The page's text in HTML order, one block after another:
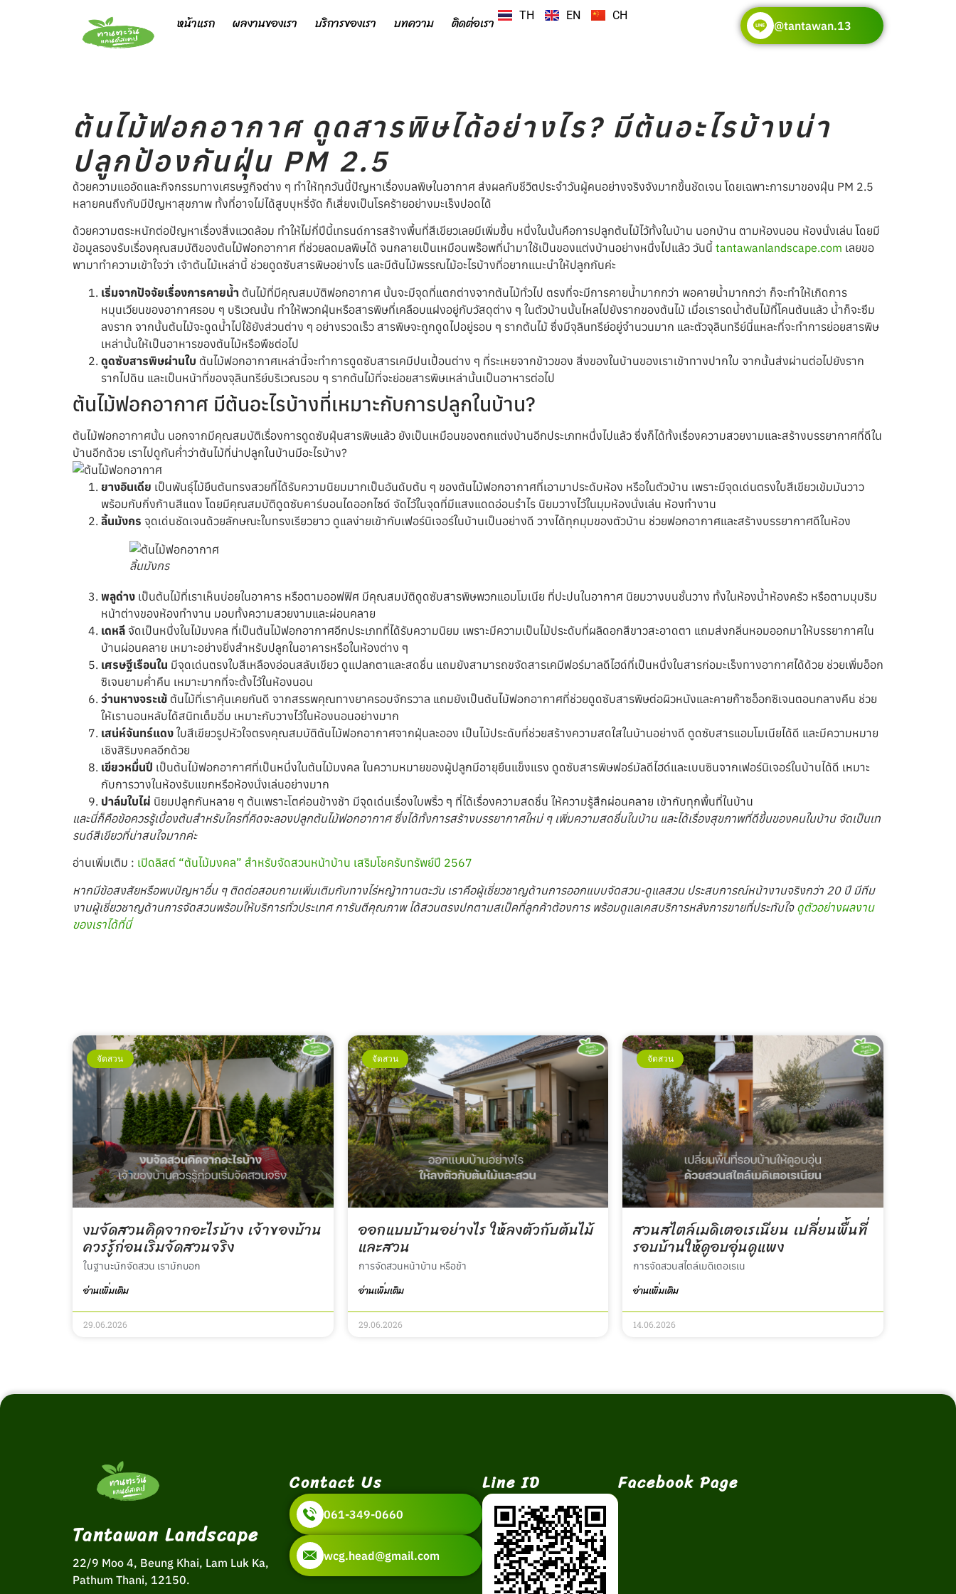
หน้าแรก ผลงานของเรา บริการของเรา บทความ ติดต่อเรา TH EN CH
@tantawan.13
ต้นไม้ฟอกอากาศ ดูดสารพิษได้อย่างไร? มีต้นอะไรบ้างน่า
ปลูกป้องกันฝุ่น PM 2.5
ด้วยความแออัดและกิจกรรมทางเศรษฐกิจต่าง ๆ ทำให้ทุกวันนี้ปัญหาเรื่องมลพิษในอากาศ ส่งผลกับชีวิตประจำวันผู้คนอย่างจริงจังมากขึ้นชัดเจน โดยเฉพาะการมาของฝุ่น PM 2.5
หลายคนถึงกับมีปัญหาสุขภาพ ทั้งที่อาจไม่ได้สูบบุหรี่จัด ก็เสี่ยงเป็นโรคร้ายอย่างมะเร็งปอดได้
ด้วยความตระหนักต่อปัญหาเรื่องสิ่งแวดล้อม ทำให้ไม่กี่ปีนี้เทรนด์การสร้างพื้นที่สีเขียวเลยมีเพิ่มขึ้น หนึ่งในนั้นคือการปลูกต้นไม้ไว้ทั้งในบ้าน นอกบ้าน ตามห้องนอน ห้องนั่งเล่น โดยมี
ข้อมูลรองรับเรื่องคุณสมบัติของต้นไม้ฟอกอากาศ ที่ช่วยลดมลพิษได้ จนกลายเป็นเหมือนพร๊อพที่นำมาใช้เป็นของแต่งบ้านอย่างหนึ่งไปแล้ว วันนี้ tantawanlandscape.com เลยขอ
พามาทำความเข้าใจว่า เจ้าต้นไม้เหล่านี้ ช่วยดูดซับสารพิษอย่างไร และมีต้นไม้พรรณไม้อะไรบ้างที่อยากแนะนำให้ปลูกกันค่ะ
เริ่มจากปัจจัยเรื่องการคายน้ำ ต้นไม้ที่มีคุณสมบัติฟอกอากาศ นั้นจะมีจุดที่แตกต่างจากต้นไม้ทั่วไป ตรงที่จะมีการคายน้ำมากกว่า พอคายน้ำมากกว่า ก็จะทำให้เกิดการ
หมุนเวียนของอากาศรอบ ๆ บริเวณนั้น ทำให้พวกฝุ่นหรือสารพิษที่เคลือบแฝงอยู่กับวัสดุต่าง ๆ ในตัวบ้านนั้นไหลไปยังรากของต้นไม้ เมื่อเรารดน้ำต้นไม้ที่โคนต้นแล้ว น้ำก็จะซึม
ลงราก จากนั้นต้นไม้จะดูดน้ำไปใช้ยังส่วนต่าง ๆ อย่างรวดเร็ว สารพิษจะถูกดูดไปอยู่รอบ ๆ รากต้นไม้ ซึ่งมีจุลินทรีย์อยู่จำนวนมาก และตัวจุลินทรีย์นี่แหละที่จะทำการย่อยสารพิษ
เหล่านั้นให้เป็นอาหารของต้นไม้หรือพืชต่อไป
ดูดซับสารพิษผ่านใบ ต้นไม้ฟอกอากาศเหล่านี้จะทำการดูดซับสารเคมีปนเปื้อนต่าง ๆ ที่ระเหยจากข้าวของ สิ่งของในบ้านของเราเข้าทางปากใบ จากนั้นส่งผ่านต่อไปยังราก
รากไปดิน และเป็นหน้าที่ของจุลินทรีย์บริเวณรอบ ๆ รากต้นไม้ที่จะย่อยสารพิษเหล่านั้นเป็นอาหารต่อไป
ต้นไม้ฟอกอากาศ มีต้นอะไรบ้างที่เหมาะกับการปลูกในบ้าน?
ต้นไม้ฟอกอากาศนั้น นอกจากมีคุณสมบัติเรื่องการดูดซับฝุ่นสารพิษแล้ว ยังเป็นเหมือนของตกแต่งบ้านอีกประเภทหนึ่งไปแล้ว ซึ่งก็ได้ทั้งเรื่องความสวยงามและสร้างบรรยากาศที่ดีใน
บ้านอีกด้วย เราไปดูกันค่ำว่าต้นไม้ที่น่าปลูกในบ้านมีอะไรบ้าง?
ยางอินเดีย เป็นพันธุ์ไม้ยืนต้นทรงสวยที่ได้รับความนิยมมากเป็นอันดับต้น ๆ ของต้นไม้ฟอกอากาศที่เอามาประดับห้อง หรือในตัวบ้าน เพราะมีจุดเด่นตรงใบสีเขียวเข้มมันวาว
พร้อมกับกิ่งก้านสีแดง โดยมีคุณสมบัติดูดซับคาร์บอนไดออกไซด์ จัดไว้ในจุดที่มีแสงแดดอ่อนรำไร นิยมวางไว้ในมุมห้องนั่งเล่น ห้องทำงาน
ลิ้นมังกร จุดเด่นชัดเจนด้วยลักษณะใบทรงเรียวยาว ดูแลง่ายเข้ากับเฟอร์นิเจอร์ในบ้านเป็นอย่างดี วางได้ทุกมุมของตัวบ้าน ช่วยฟอกอากาศและสร้างบรรยากาศดีในห้อง
ลิ้นมังกร
พลูด่าง เป็นต้นไม้ที่เราเห็นบ่อยในอาคาร หรือตามออฟฟิศ มีคุณสมบัติดูดซับสารพิษพวกแอมโมเนีย ที่ปะปนในอากาศ นิยมวางบนชั้นวาง ทั้งในห้องน้ำห้องครัว หรือตามมุมริม
หน้าต่างของห้องทำงาน มอบทั้งความสวยงามและผ่อนคลาย
เดหลี จัดเป็นหนึ่งในไม้มงคล ที่เป็นต้นไม้ฟอกอากาศอีกประเภทที่ได้รับความนิยม เพราะมีความเป็นไม้ประดับที่ผลิดอกสีขาวสะอาดตา แถมส่งกลิ่นหอมออกมาให้บรรยากาศใน
บ้านผ่อนคลาย เหมาะอย่างยิ่งสำหรับปลูกในอาคารหรือในห้องต่าง ๆ
เศรษฐีเรือนใน มีจุดเด่นตรงใบสีเหลืองอ่อนสลับเขียว ดูแปลกตาและสดชื่น แถมยังสามารถขจัดสารเคมีฟอร์มาลดีไฮด์ที่เป็นหนึ่งในสารก่อมะเร็งทางอากาศได้ด้วย ช่วยเพิ่มอ็อก
ซิเจนยามค่ำคืน เหมาะมากที่จะตั้งไว้ในห้องนอน
ว่านหางจระเข้ ต้นไม้ที่เราคุ้นเคยกันดี จากสรรพคุณทางยาครอบจักรวาล แถมยังเป็นต้นไม้ฟอกอากาศที่ช่วยดูดซับสารพิษต่อผิวหนังและคายก๊าซอ็อกซิเจนตอนกลางคืน ช่วย
ให้เรานอนหลับได้สนิทเต็มอิ่ม เหมาะกับวางไว้ในห้องนอนอย่างมาก
เสน่ห์จันทร์แดง ใบสีเขียวรูปหัวใจตรงคุณสมบัติต้นไม้ฟอกอากาศจากฝุ่นละออง เป็นไม้ประดับที่ช่วยสร้างความสดใสในบ้านอย่างดี ดูดซับสารแอมโมเนียได้ดี และมีความหมาย
เชิงสิริมงคลอีกด้วย
เขียวหมื่นปี เป็นต้นไม้ฟอกอากาศที่เป็นหนึ่งในต้นไม้มงคล ในความหมายของผู้ปลูกมีอายุยืนแข็งแรง ดูดซับสารพิษฟอร์มัลดีไฮด์และเบนซินจากเฟอร์นิเจอร์ในบ้านได้ดี เหมาะ
กับการวางในห้องรับแขกหรือห้องนั่งเล่นอย่างมาก
ปาล์มใบไผ่ นิยมปลูกกันหลาย ๆ ต้นเพราะโตค่อนข้างช้า มีจุดเด่นเรื่องใบพริ้ว ๆ ที่ได้เรื่องความสดชื่น ให้ความรู้สึกผ่อนคลาย เข้ากับทุกพื้นที่ในบ้าน
และนี่ก็คือข้อควรรู้เบื้องต้นสำหรับใครที่คิดจะลองปลูกต้นไม้ฟอกอากาศ ซึ่งได้ทั้งการสร้างบรรยากาศใหม่ ๆ เพิ่มความสดชื่นในบ้าน และได้เรื่องสุขภาพที่ดีขึ้นของคนในบ้าน จัดเป็นเท
รนด์สีเขียวที่น่าสนใจมากค่ะ
อ่านเพิ่มเติม : เปิดลิสต์ “ต้นไม้มงคล” สำหรับจัดสวนหน้าบ้าน เสริมโชครับทรัพย์ปี 2567
หากมีข้อสงสัยหรือพบปัญหาอื่น ๆ ติดต่อสอบถามเพิ่มเติมกับทางไร่หญ้าทานตะวัน เราคือผู้เชี่ยวชาญด้านการออกแบบจัดสวน-ดูแลสวน ประสบการณ์หน้างานจริงกว่า 20 ปี มีทีม
งานผู้เชี่ยวชาญด้านการจัดสวนพร้อมให้บริการทั่วประเทศ การันตีคุณภาพ ได้สวนตรงปกตามสเป็คที่ลูกค้าต้องการ พร้อมดูแลเคสบริการหลังการขายที่ประทับใจ ดูตัวอย่างผลงาน
ของเราได้ที่นี่
จัดสวน
งบจัดสวนคิดจากอะไรบ้าง เจ้าของบ้าน
ควรรู้ก่อนเริ่มจัดสวนจริง
ในฐานะนักจัดสวน เรามักบอก
อ่านเพิ่มเติม
29.06.2026
จัดสวน
ออกแบบบ้านอย่างไร ให้ลงตัวกับต้นไม้
และสวน
การจัดสวนหน้าบ้าน หรือข้า
อ่านเพิ่มเติม
29.06.2026
จัดสวน
สวนสไตล์เมดิเตอเรเนียน เปลี่ยนพื้นที่
รอบบ้านให้ดูอบอุ่นดูแพง
การจัดสวนสไตล์เมดิเตอเรเน
อ่านเพิ่มเติม
14.06.2026
Tantawan Landscape
22/9 Moo 4, Beung Khai, Lam Luk Ka,
Pathum Thani, 12150.
Contact Us
061-349-0660
wcg.head@gmail.com
Line ID Facebook Page